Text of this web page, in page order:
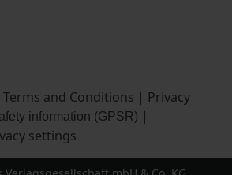
Terms and Conditions | Privacy
information (GPSR) |
settings